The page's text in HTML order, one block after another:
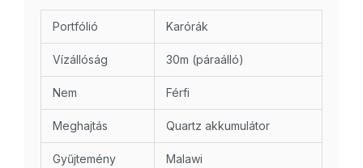
Portfólió Karórák
Vízállóság 30m (páraálló)
Nem Férfi
Meghajtás Quartz akkumulátor
Gyűjtemény Malawi